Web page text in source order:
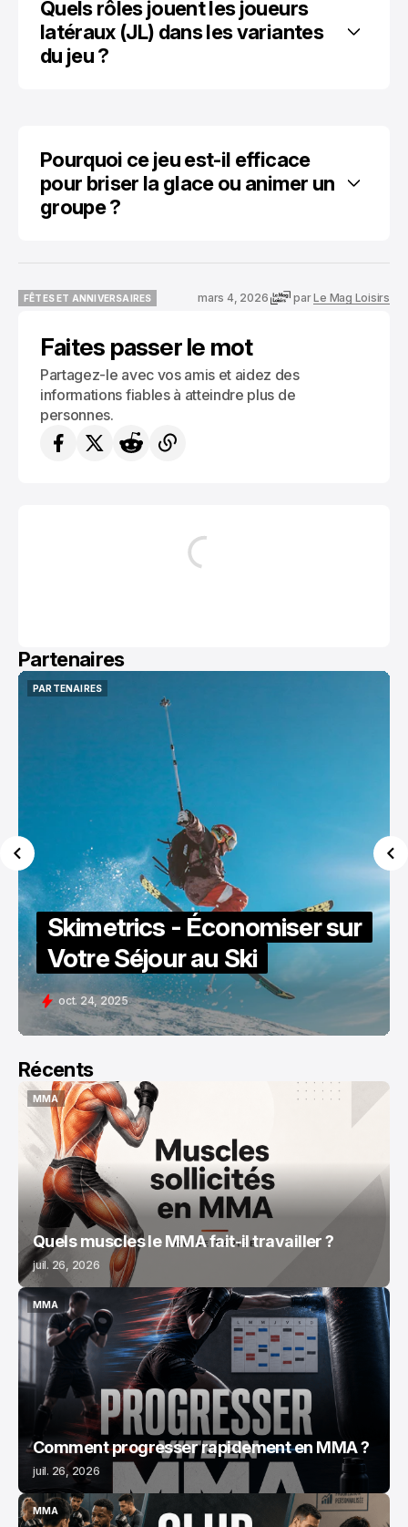
Quels rôles jouent les joueurs
latéraux (JL) dans les variantes
du jeu ?
Pourquoi ce jeu est-il efficace
pour briser la glace ou animer un
groupe ?
FÊTES ET ANNIVERSAIRES
mars 4, 2026 parLe Mag Loisirs
Faites passer le mot
Partagez-le avec vos amis et aidez des
informations fiables à atteindre plus de
personnes.
Partenaires
PARTENAIRES
Skimetrics - Économiser sur
Votre Séjour au Ski
oct. 24, 2025
Récents
MMA
MMA
Quels muscles le MMA fait-il travailler ?
juil. 26, 2026
MMA
MMA
Comment progresser rapidement en MMA ?
juil. 26, 2026
MMA